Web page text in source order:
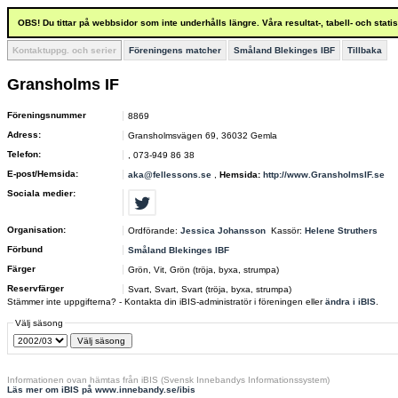
OBS! Du tittar på webbsidor som inte underhålls längre. Våra resultat-, tabell- och
Kontaktuppg. och serier Föreningens matcher Småland Blekinges IBF Tillbaka
Gransholms IF
Föreningsnummer
8869
Adress:
Gransholmsvägen 69, 36032 Gemla
Telefon:
, 073-949 86 38
E-post/Hemsida:
aka@fellessons.se Hemsida: http://www.GransholmsIF.se
Sociala medier:
Organisation: Ordförande: Jessica Johansson Kassör: Helene Struthers
Förbund
Småland Blekinges IBF
Färger
Grön, Vit, Grön (tröja, byxa, strumpa)
Reservfärger
Svart, Svart, Svart (tröja, byxa, strumpa)
Stämmer inte uppgifterna? - Kontakta din iBIS-administratör i föreningen ellerändra i iBIS
Välj säsong
Informationen ovan hämtas från iBIS (Svensk Innebandys Informationssystem)
Läs mer om iBIS på www.innebandy.se/ibis